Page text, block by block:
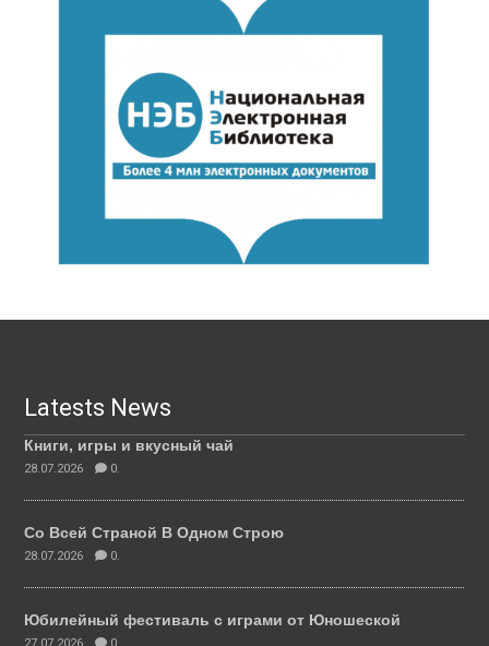
Latests News
Книги, игры и вкусный чай
28.07.2026 0.
Со Всей Страной В Одном Строю
28.07.2026 0.
Юбилейный фестиваль с играми от Юношеской